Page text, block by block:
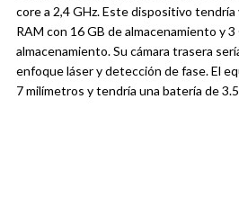
core a 2,4 GHz. Este dispositivo
RAM con 16 GB de almacenamiento y
almacenamiento. Su cámara trasera
enfoque láser y detección de fase. El
7 milímetros y tendría una batería de